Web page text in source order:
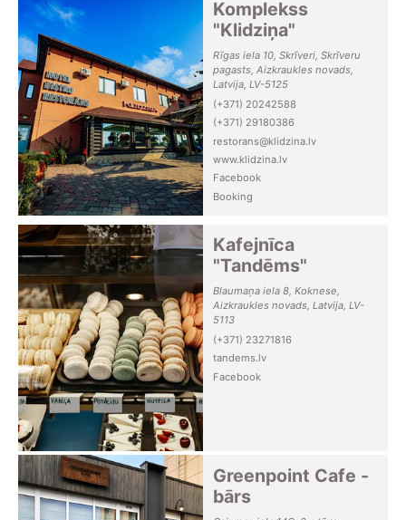
Komplekss
"Klidziņa"
Rīgas iela 10, Skrīveri, Skrīveru
pagasts, Aizkraukles novads,
Latvija, LV-5125
(+371) 20242588
(+371) 29180386
restorans@klidzina.lv
www.klidzina.lv
Facebook
Booking
Kafejnīca
"Tandēms"
Blaumaņa iela 8, Koknese,
Aizkraukles novads, Latvija, LV-
5113
(+371) 23271816
tandems.lv
Facebook
Greenpoint Cafe -
bārs